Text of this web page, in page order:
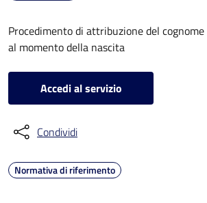
Procedimento di attribuzione del
al momento della nascita
Accedi al servizio
Condividi
Normativa di riferimento